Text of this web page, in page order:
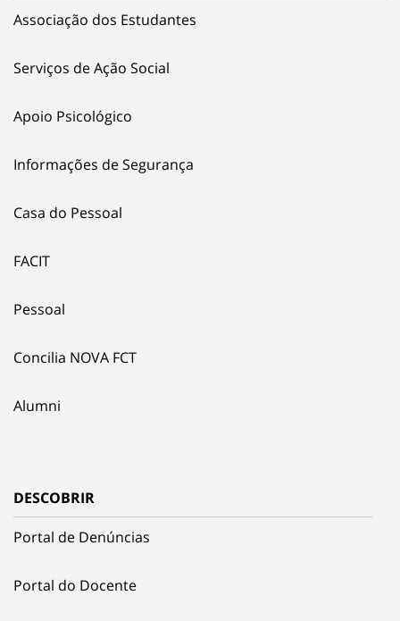
Associação dos Estudantes
Serviços de Ação Social
Apoio Psicológico
Informações de Segurança
Casa do Pessoal
FACIT
Pessoal
Concilia NOVA FCT
Alumni
DESCOBRIR
Portal de Denúncias
Portal do Docente